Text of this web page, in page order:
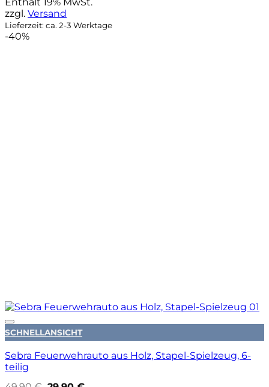
44,95 €
zzgl. Versand
Lieferzeit: ca. 2-3 Werktage
-40%
Auf die Wunschliste
SCHNELLANSICHT
Sebra Feuerwehrauto aus Holz, Stapel-Spielzeug, 6-
teilig